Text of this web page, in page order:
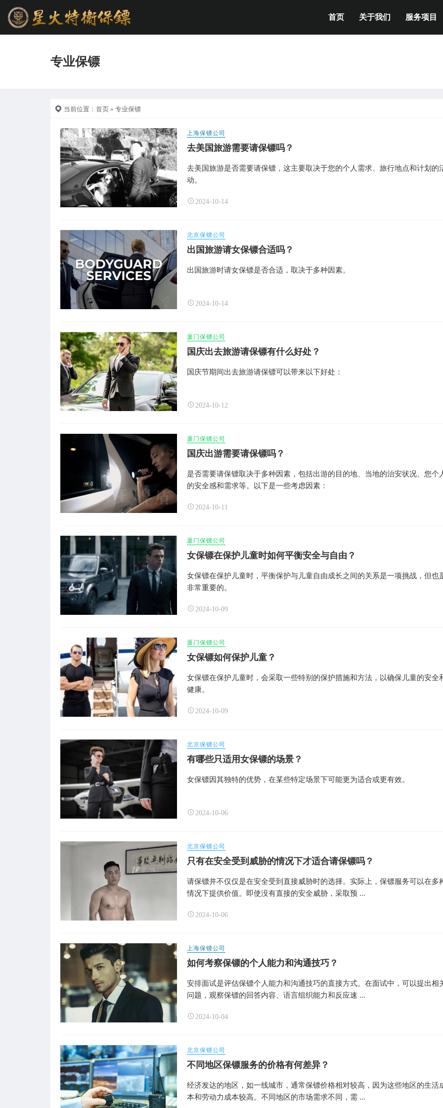
首页 关于我们 服务项目
专业保镖
当前位置： 首页 » 专业保镖
上海保镖公司
去美国旅游需要请保镖吗？
去美国旅游是否需要请保镖，这主要取决于您的个人需求、旅行地点和计划的
动。
2024-10-14
北京保镖公司
出国旅游请女保镖合适吗？
出国旅游时请女保镖是否合适，取决于多种因素。
2024-10-14
厦门保镖公司
国庆出去旅游请保镖有什么好处？
国庆节期间出去旅游请保镖可以带来以下好处：
2024-10-12
厦门保镖公司
国庆出游需要请保镖吗？
是否需要请保镖取决于多种因素，包括出游的目的地、当地的治安状况、您个
的安全感和需求等。以下是一些考虑因素：
2024-10-11
厦门保镖公司
女保镖在保护儿童时如何平衡安全与自由？
女保镖在保护儿童时，平衡保护与儿童自由成长之间的关系是一项挑战，但也
非常重要的。
2024-10-09
厦门保镖公司
女保镖如何保护儿童？
女保镖在保护儿童时，会采取一些特别的保护措施和方法，以确保儿童的安全
健康。
2024-10-09
北京保镖公司
有哪些只适用女保镖的场景？
女保镖因其独特的优势，在某些特定场景下可能更为适合或更有效。
2024-10-06
北京保镖公司
只有在安全受到威胁的情况下才适合请保镖吗？
请保镖并不仅仅是在安全受到直接威胁时的选择。实际上，保镖服务可以在多
情况下提供价值。即使没有直接的安全威胁，采取预 ...
2024-10-06
上海保镖公司
如何考察保镖的个人能力和沟通技巧？
安排面试是评估保镖个人能力和沟通技巧的直接方式。在面试中，可以提出相
问题，观察保镖的回答内容、语言组织能力和反应速 ...
2024-10-04
北京保镖公司
不同地区保镖服务的价格有何差异？
经济发达的地区，如一线城市，通常保镖价格相对较高，因为这些地区的生活
本和劳动力成本较高。不同地区的市场需求不同，需 ...